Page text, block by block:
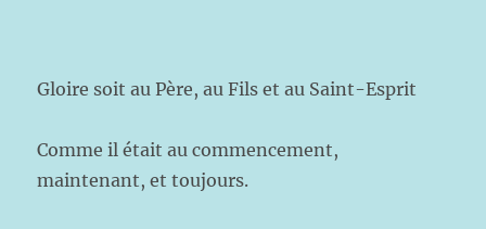
Gloire soit au Père, au Fils et au Saint-Esprit
Comme il était au commencement,
maintenant, et toujours.